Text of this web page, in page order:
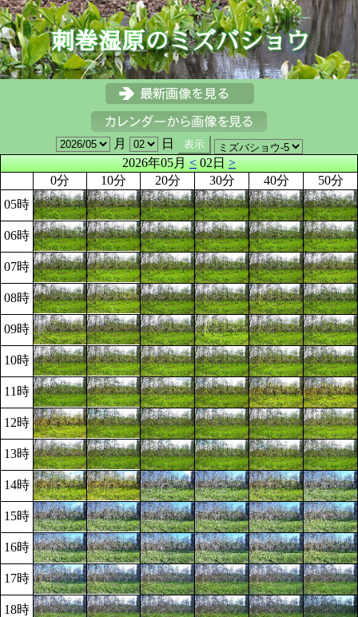
月
日
2026年05月<02日>
0分
10分 20分 30分 40分
50分
05時
06時
07時
08時
09時
10時
11時
12時
13時
14時
15時
16時
17時
18時